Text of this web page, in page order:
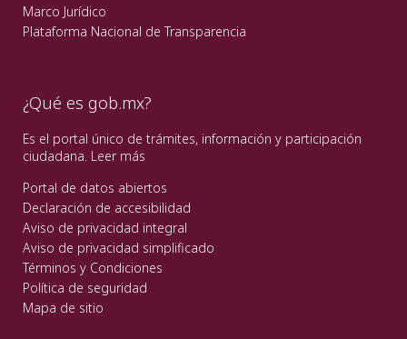
Marco Jurídico
Plataforma Nacional de Transparencia
¿Qué es gob.mx?
Es el portal único de trámites, información y participación
ciudadana. Leer más
Portal de datos abiertos
Declaración de accesibilidad
Aviso de privacidad integral
Aviso de privacidad simplificado
Términos y Condiciones
Política de seguridad
Mapa de sitio